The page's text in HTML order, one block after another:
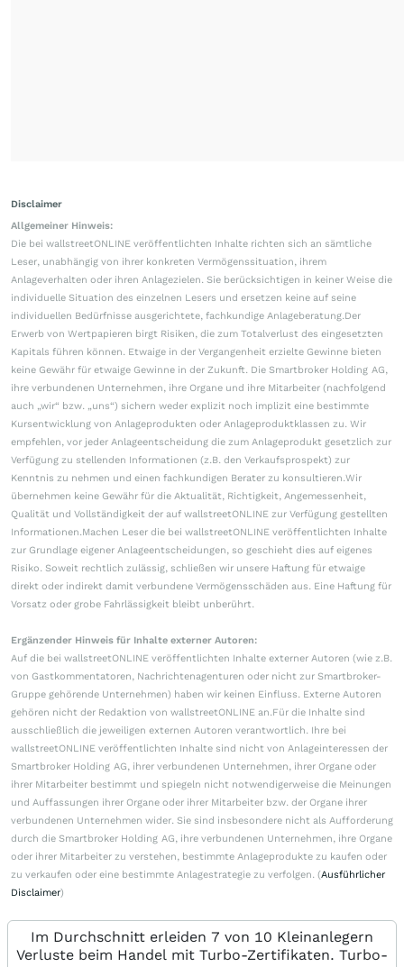
Disclaimer
Allgemeiner Hinweis:
Die bei wallstreetONLINE veröffentlichten Inhalte richten sich an sämtliche
Leser, unabhängig von ihrer konkreten Vermögenssituation, ihrem
Anlageverhalten oder ihren Anlagezielen. Sie berücksichtigen in keiner Weise die
individuelle Situation des einzelnen Lesers und ersetzen keine auf seine
individuellen Bedürfnisse ausgerichtete, fachkundige Anlageberatung.Der
Erwerb von Wertpapieren birgt Risiken, die zum Totalverlust des eingesetzten
Kapitals führen können. Etwaige in der Vergangenheit erzielte Gewinne bieten
keine Gewähr für etwaige Gewinne in der Zukunft. Die Smartbroker Holding AG,
ihre verbundenen Unternehmen, ihre Organe und ihre Mitarbeiter (nachfolgend
auch „wir“ bzw. „uns“) sichern weder explizit noch implizit eine bestimmte
Kursentwicklung von Anlageprodukten oder Anlageproduktklassen zu. Wir
empfehlen, vor jeder Anlageentscheidung die zum Anlageprodukt gesetzlich zur
Verfügung zu stellenden Informationen (z.B. den Verkaufsprospekt) zur
Kenntnis zu nehmen und einen fachkundigen Berater zu konsultieren.Wir
übernehmen keine Gewähr für die Aktualität, Richtigkeit, Angemessenheit,
Qualität und Vollständigkeit der auf wallstreetONLINE zur Verfügung gestellten
Informationen.Machen Leser die bei wallstreetONLINE veröffentlichten Inhalte
zur Grundlage eigener Anlageentscheidungen, so geschieht dies auf eigenes
Risiko. Soweit rechtlich zulässig, schließen wir unsere Haftung für etwaige
direkt oder indirekt damit verbundene Vermögensschäden aus. Eine Haftung für
Vorsatz oder grobe Fahrlässigkeit bleibt unberührt.
Ergänzender Hinweis für Inhalte externer Autoren:
Auf die bei wallstreetONLINE veröffentlichten Inhalte externer Autoren (wie z.B.
von Gastkommentatoren, Nachrichtenagenturen oder nicht zur Smartbroker-
Gruppe gehörende Unternehmen) haben wir keinen Einfluss. Externe Autoren
gehören nicht der Redaktion von wallstreetONLINE an.Für die Inhalte sind
ausschließlich die jeweiligen externen Autoren verantwortlich. Ihre bei
wallstreetONLINE veröffentlichten Inhalte sind nicht von Anlageinteressen der
Smartbroker Holding AG, ihrer verbundenen Unternehmen, ihrer Organe oder
ihrer Mitarbeiter bestimmt und spiegeln nicht notwendigerweise die Meinungen
und Auffassungen ihrer Organe oder ihrer Mitarbeiter bzw. der Organe ihrer
verbundenen Unternehmen wider. Sie sind insbesondere nicht als Aufforderung
durch die Smartbroker Holding AG, ihre verbundenen Unternehmen, ihre Organe
oder ihrer Mitarbeiter zu verstehen, bestimmte Anlageprodukte zu kaufen oder
zu verkaufen oder eine bestimmte Anlagestrategie zu verfolgen. (Ausführlicher
Disclaimer)
Im Durchschnitt erleiden 7 von 10 Kleinanlegern
Verluste beim Handel mit Turbo-Zertifikaten. Turbo-